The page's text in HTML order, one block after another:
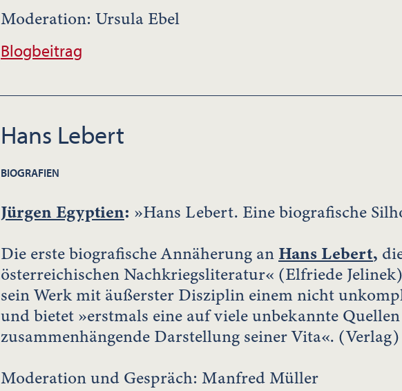
Moderation: Ursula Ebel
Blogbeitrag
Hans Lebert
BIOGRAFIEN
Jürgen Egyptien: »Hans Lebert. Eine biografische
Die erste biografische Annäherung an Hans Lebert,
österreichischen Nachkriegsliteratur« (Elfriede
sein Werk mit äußerster Disziplin einem nicht
und bietet »erstmals eine auf viele unbekannte
zusammenhängende Darstellung seiner Vita«. (Verlag)
Moderation und Gespräch: Manfred Müller